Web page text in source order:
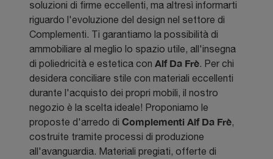
soluzioni di firme eccellenti, ma altresì informarti
riguardo l'evoluzione del design nel settore di
Complementi. Ti garantiamo la possibilità di
ammobiliare al meglio lo spazio utile, all'insegna
di poliedricità e estetica con Alf Da Frè. Per chi
desidera conciliare stile con materiali eccellenti
durante l'acquisto dei propri mobili, il nostro
negozio è la scelta ideale! Proponiamo le
proposte d'arredo di Complementi Alf Da Frè,
costruite tramite processi di produzione
all'avanguardia. Materiali pregiati, offerte di